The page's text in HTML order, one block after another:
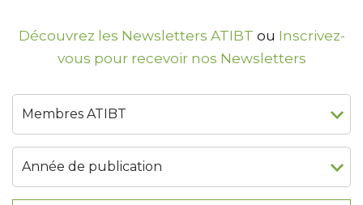
Découvrez les Newsletters ATIBT ou Inscrivez-
vous pour recevoir nos Newsletters